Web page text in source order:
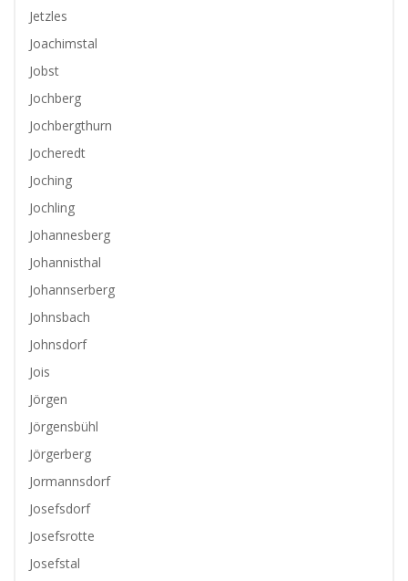
Jetzles
Joachimstal
Jobst
Jochberg
Jochbergthurn
Jocheredt
Joching
Jochling
Johannesberg
Johannisthal
Johannserberg
Johnsbach
Johnsdorf
Jois
Jörgen
Jörgensbühl
Jörgerberg
Jormannsdorf
Josefsdorf
Josefsrotte
Josefstal